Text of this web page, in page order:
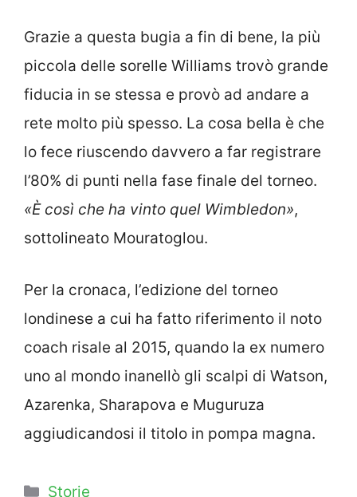
Grazie a questa bugia a fin di bene, la più
piccola delle sorelle Williams trovò grande
fiducia in se stessa e provò ad andare a
rete molto più spesso. La cosa bella è che
lo fece riuscendo davvero a far registrare
l’80% di punti nella fase finale del torneo.
«È così che ha vinto quel Wimbledon»,
sottolineato Mouratoglou.
Per la cronaca, l’edizione del torneo
londinese a cui ha fatto riferimento il noto
coach risale al 2015, quando la ex numero
uno al mondo inanellò gli scalpi di Watson,
Azarenka, Sharapova e Muguruza
aggiudicandosi il titolo in pompa magna.
Categorie
Storie